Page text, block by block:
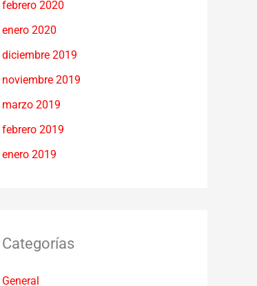
febrero 2020
enero 2020
diciembre 2019
noviembre 2019
marzo 2019
febrero 2019
enero 2019
Categorías
General